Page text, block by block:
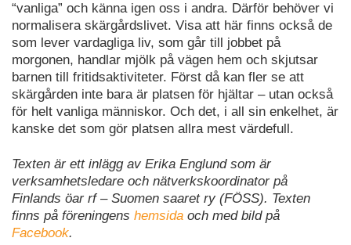
“vanliga” och känna igen oss i andra. Därför behöver vi
normalisera skärgårdslivet. Visa att här finns också de
som lever vardagliga liv, som går till jobbet på
morgonen, handlar mjölk på vägen hem och skjutsar
barnen till fritidsaktiviteter. Först då kan fler se att
skärgården inte bara är platsen för hjältar – utan också
för helt vanliga människor. Och det, i all sin enkelhet, är
kanske det som gör platsen allra mest värdefull.
Texten är ett inlägg av Erika Englund som är
verksamhetsledare och nätverkskoordinator på
Finlands öar rf – Suomen saaret ry (FÖSS). Texten
finns på föreningens hemsida och med bild på
Facebook.